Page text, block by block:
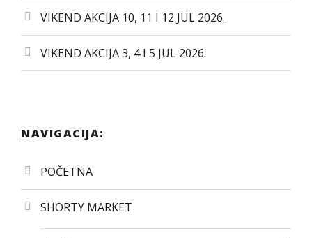
VIKEND AKCIJA 10, 11 I 12 JUL 2026.
VIKEND AKCIJA 3, 4 I 5 JUL 2026.
NAVIGACIJA:
POČETNA
SHORTY MARKET